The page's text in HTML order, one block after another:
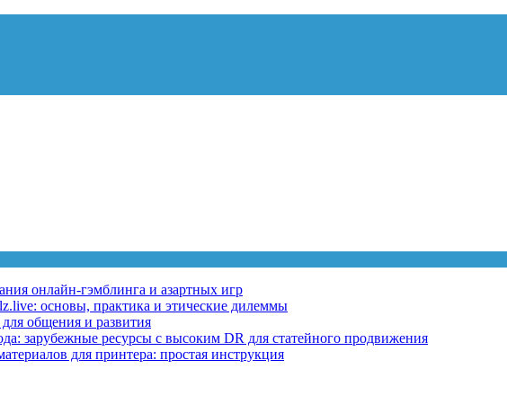
онлайн-гэмблинга и азартных игр
основы, практика и этические дилеммы
общения и развития
зарубежные ресурсы с высоким DR для статейного продвижения
для принтера: простая инструкция